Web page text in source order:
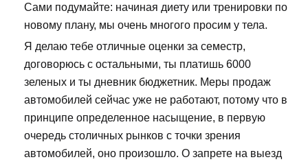
Сами подумайте: начиная диету или тренировки по
новому плану, мы очень многого просим у тела.
Я делаю тебе отличные оценки за семестр,
договорюсь с остальными, ты платишь 6000
зеленых и ты дневник бюджетник. Меры продаж
автомобилей сейчас уже не работают, потому что в
принципе определенное насыщение, в первую
очередь столичных рынков с точки зрения
автомобилей, оно произошло. О запрете на выезд